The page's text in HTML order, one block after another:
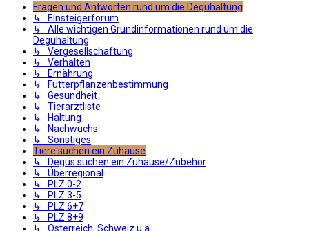
Fragen und Antworten rund um die Deguhaltung
↳ Einsteigerforum
↳ Alle wichtigen Grundinformationen rund um die
Deguhaltung
↳ Vergesellschaftung
↳ Verhalten
↳ Ernährung
↳ Futterpflanzenbestimmung
↳ Gesundheit
↳ Tierarztliste
↳ Haltung
↳ Nachwuchs
↳ Sonstiges
Tiere suchen ein Zuhause
↳ Degus suchen ein Zuhause/Zubehör
↳ Überregional
↳ PLZ 0-2
↳ PLZ 3-5
↳ PLZ 6+7
↳ PLZ 8+9
↳ Österreich, Schweiz u.a.